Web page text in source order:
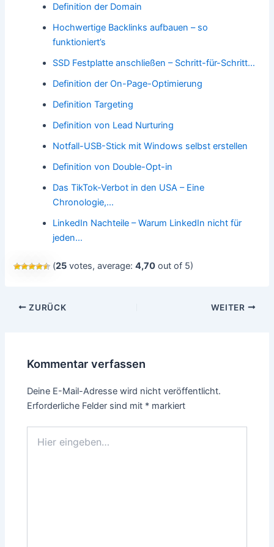
Definition der Domain
Hochwertige Backlinks aufbauen – so
funktioniert’s
SSD Festplatte anschließen – Schritt-für-Schritt…
Definition der On-Page-Optimierung
Definition Targeting
Definition von Lead Nurturing
Notfall-USB-Stick mit Windows selbst erstellen
Definition von Double-Opt-in
Das TikTok-Verbot in den USA – Eine
Chronologie,…
LinkedIn Nachteile – Warum LinkedIn nicht für
jeden…
(25 votes, average:4,70 out of 5)
Beitragsnavigation
ZURÜCK WEITER
Kommentar verfassen
Deine E-Mail-Adresse wird nicht veröffentlicht.
Erforderliche Felder sind mit * markiert
eingeben…